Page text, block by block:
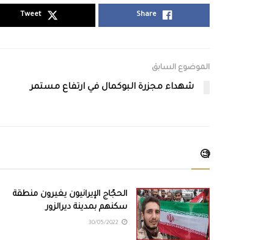
Share
Tweet
الموضوع السابق
شهداء مجزرة البوكمال في ارتفاع مستمر
🧐
الحجّاج الإيرانيون يغيرون منطقة
سكنهم بمدينة ديرالزور